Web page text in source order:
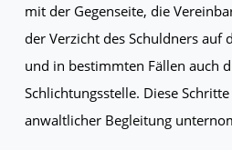
mit der Gegenseite, die
der Verzicht des Schuldners auf
und in bestimmten Fällen auch
Schlichtungsstelle. Diese
anwaltlicher Begleitung